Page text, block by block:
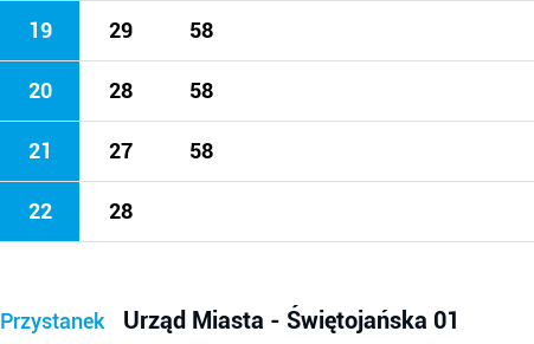
19 29 58
20 28 58
21 27 58
22 28
Przystanek Urząd Miasta - Świętojańska 01